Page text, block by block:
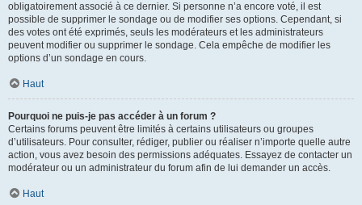
obligatoirement associé à ce dernier. Si personne n’a encore voté, il est
possible de supprimer le sondage ou de modifier ses options. Cependant, si
des votes ont été exprimés, seuls les modérateurs et les administrateurs
peuvent modifier ou supprimer le sondage. Cela empêche de modifier les
options d’un sondage en cours.
Haut
Pourquoi ne puis-je pas accéder à un forum ?
Certains forums peuvent être limités à certains utilisateurs ou groupes
d’utilisateurs. Pour consulter, rédiger, publier ou réaliser n’importe quelle autre
action, vous avez besoin des permissions adéquates. Essayez de contacter un
modérateur ou un administrateur du forum afin de lui demander un accès.
Haut